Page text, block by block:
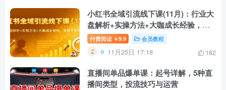
小红书全域引流线下课(11月)：行业大
盘解析+实操方法+大咖成长经验，全
程干货落地
付费阅读 ￥9.9 会员教程
11月25日 17:18 182
直播间单品爆单课：起号详解，5种直
播间类型，投流技巧与运营